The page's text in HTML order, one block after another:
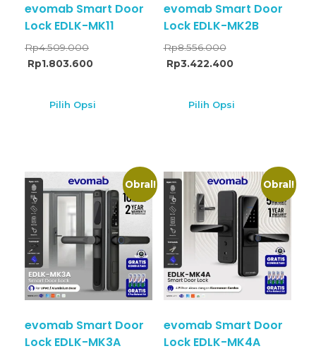
evomab Smart Door
Lock EDLK-MK11
Rp4.509.000
Rp1.803.600
Pilih Opsi
evomab Smart Door
Lock EDLK-MK2B
Rp8.556.000
Rp3.422.400
Pilih Opsi
Obral!
evomab Smart Door
Lock EDLK-MK3A
Obral!
evomab Smart Door
Lock EDLK-MK4A